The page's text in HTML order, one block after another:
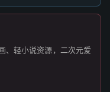
、轻小说资源，二次元爱